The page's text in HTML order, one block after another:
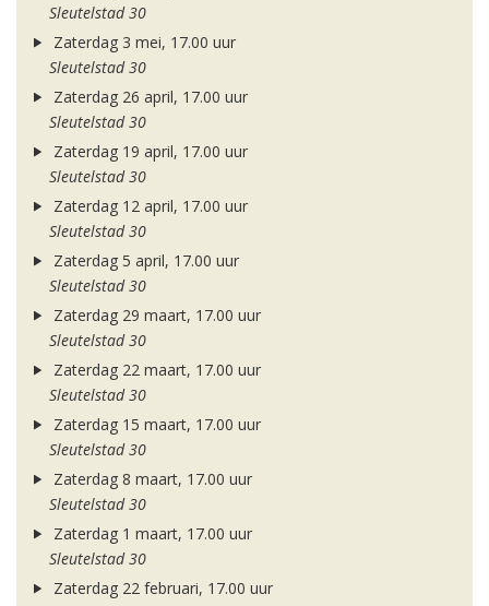
Sleutelstad 30
Zaterdag 3 mei, 17.00 uur
Sleutelstad 30
Zaterdag 26 april, 17.00 uur
Sleutelstad 30
Zaterdag 19 april, 17.00 uur
Sleutelstad 30
Zaterdag 12 april, 17.00 uur
Sleutelstad 30
Zaterdag 5 april, 17.00 uur
Sleutelstad 30
Zaterdag 29 maart, 17.00 uur
Sleutelstad 30
Zaterdag 22 maart, 17.00 uur
Sleutelstad 30
Zaterdag 15 maart, 17.00 uur
Sleutelstad 30
Zaterdag 8 maart, 17.00 uur
Sleutelstad 30
Zaterdag 1 maart, 17.00 uur
Sleutelstad 30
Zaterdag 22 februari, 17.00 uur